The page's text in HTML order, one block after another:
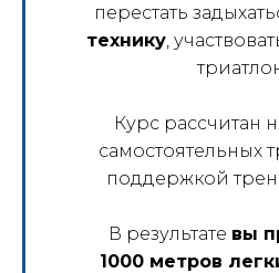
перестать
технику ,
Курс рассчитан
самостоятельных
поддержкой
В результате вы
1000 метров